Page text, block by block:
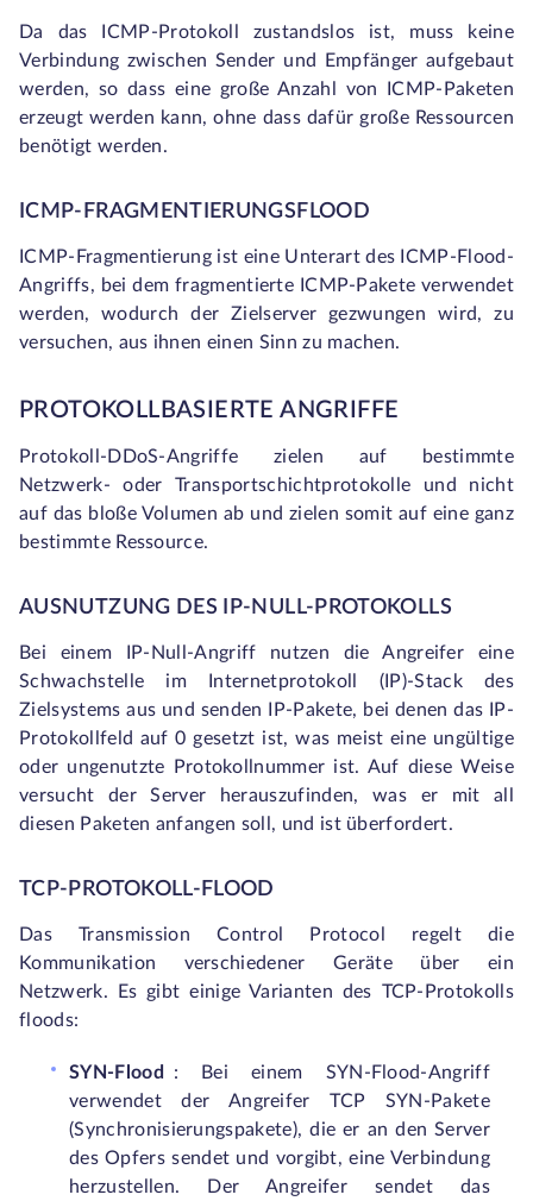
Da das ICMP-Protokoll zustandslos ist, muss keine
Verbindung zwischen Sender und Empfänger aufgebaut
werden, so dass eine große Anzahl von ICMP-Paketen
erzeugt werden kann, ohne dass dafür große Ressourcen
benötigt werden.
ICMP-FRAGMENTIERUNGSFLOOD
ICMP-Fragmentierung ist eine Unterart des ICMP-Flood-
Angriffs, bei dem fragmentierte ICMP-Pakete verwendet
werden, wodurch der Zielserver gezwungen wird, zu
versuchen, aus ihnen einen Sinn zu machen.
PROTOKOLLBASIERTE ANGRIFFE
Protokoll-DDoS-Angriffe zielen auf bestimmte
Netzwerk- oder Transportschichtprotokolle und nicht
auf das bloße Volumen ab und zielen somit auf eine ganz
bestimmte Ressource.
AUSNUTZUNG DES IP-NULL-PROTOKOLLS
Bei einem IP-Null-Angriff nutzen die Angreifer eine
Schwachstelle im Internetprotokoll (IP)-Stack des
Zielsystems aus und senden IP-Pakete, bei denen das IP-
Protokollfeld auf 0 gesetzt ist, was meist eine ungültige
oder ungenutzte Protokollnummer ist. Auf diese Weise
versucht der Server herauszufinden, was er mit all
diesen Paketen anfangen soll, und ist überfordert.
TCP-PROTOKOLL-FLOOD
Das Transmission Control Protocol regelt die
Kommunikation verschiedener Geräte über ein
Netzwerk. Es gibt einige Varianten des TCP-Protokolls
floods:
SYN-Flood
: Bei einem SYN-Flood-Angriff
verwendet der Angreifer TCP SYN-Pakete
(Synchronisierungspakete), die er an den Server
des Opfers sendet und vorgibt, eine Verbindung
herzustellen. Der Angreifer sendet das